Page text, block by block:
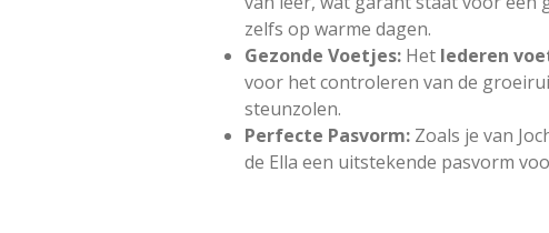
zelfs op warme dagen.
Gezonde Voetjes: Het lederen
voor het controleren van de
steunzolen.
Perfecte Pasvorm: Zoals je van
de Ella een uitstekende pasvorm